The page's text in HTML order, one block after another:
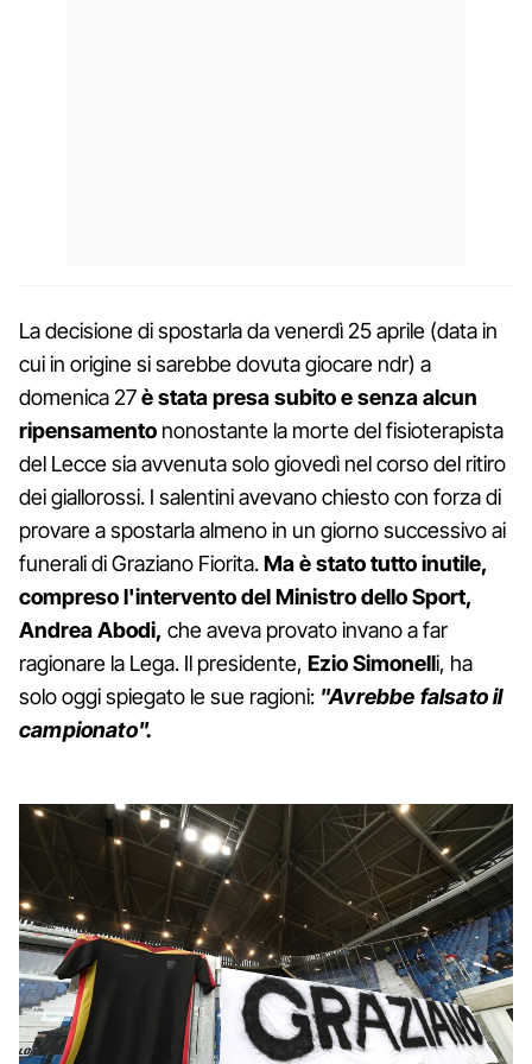
La decisione di spostarla da venerdì 25 aprile (data in
cui in origine si sarebbe dovuta giocare ndr) a
domenica 27è stata presa subito e senza alcun
ripensamento nonostante la morte del fisioterapista
del Lecce sia avvenuta solo giovedì nel corso del ritiro
dei giallorossi. I salentini avevano chiesto con forza di
provare a spostarla almeno in un giorno successivo ai
funerali di Graziano Fiorita.Ma è stato tutto inutile,
compreso l'intervento del Ministro dello Sport,
Andrea Abodi, che aveva provato invano a far
ragionare la Lega. Il presidente, Ezio Simonelli, ha
solo oggi spiegato le sue ragioni: "Avrebbe falsato il
campionato".